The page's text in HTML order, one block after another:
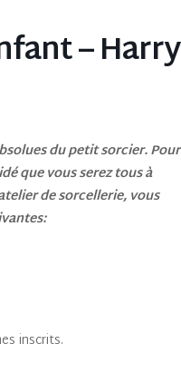
– Harry
du petit sorcier. Pour
que vous serez tous à
de sorcellerie, vous
inscrits.